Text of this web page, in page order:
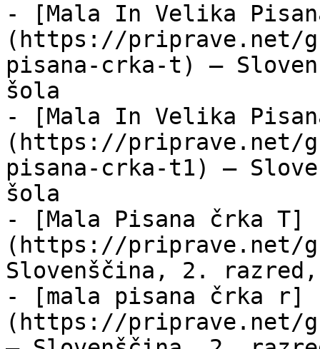
- [Mala In Velika
(https://priprave.net/
pisana-crka-t) —
šola
- [Mala In Velika
(https://priprave.net/
pisana-crka-t1) —
šola
- [Mala Pisana črka T]
(https://priprave.net/
Slovenščina, 2. razred,
- [mala pisana črka r]
(https://priprave.net/